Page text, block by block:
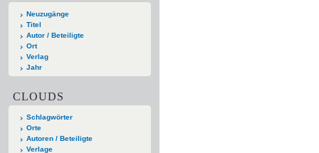
Neuzugänge
Titel
Autor / Beteiligte
Ort
Verlag
Jahr
CLOUDS
Schlagwörter
Orte
Autoren / Beteiligte
Verlage